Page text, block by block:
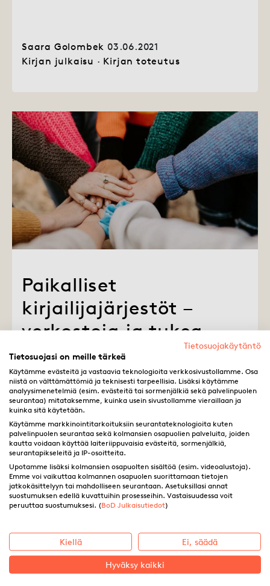
Saara Golombek 03.06.2021
Kirjan julkaisu · Kirjan toteutus
Paikalliset
kirjailijajärjestöt –
verkostoja ja tukea
Kirjailijat, kirjoittamisen harrastajat ja
kirjallisuuden ystävät kohtaavat
toisensa paikallisissa
kirjailijajärjestöissä ja voivat löytää
järjestöstä jopa väylän oman tekstin
julkaisulle.
Saara Golombek 27.05.2021
Kirja-ala·Kirjailijat
Tietosuojakäytäntö
Tietosuojasi on meille tärkeä
Käytämme evästeitä ja vastaavia teknologioita verkkosivustollamme. Osa
niistä on välttämättömiä ja teknisesti tarpeellisia. Lisäksi käytämme
analyysimenetelmiä (esim. evästeitä tai sormenjälkiä sekä palvelinpuolen
seurantaa) mitataksemme, kuinka usein sivustollamme vieraillaan ja
kuinka sitä käytetään.
Käytämme markkinointitarkoituksiin seurantateknologioita kuten
palvelinpuolen seurantaa sekä kolmansien osapuolien palveluita, joiden
kautta voidaan käyttää laiteriippuvaisia evästeitä, sormenjälkiä,
seurantapikseleitä ja IP-osoitteita.
Upotamme lisäksi kolmansien osapuolten sisältöä (esim. videoalustoja).
Emme voi vaikuttaa kolmannen osapuolen suorittamaan tietojen
jatkokäsittelyyn tai mahdolliseen seurantaan. Asetuksillasi annat
suostumuksen edellä kuvattuihin prosesseihin. Vastaisuudessa voit
peruuttaa suostumuksesi. (BoD Julkaisutiedot)
Kiellä Ei, säädä
Hyväksy kaikki